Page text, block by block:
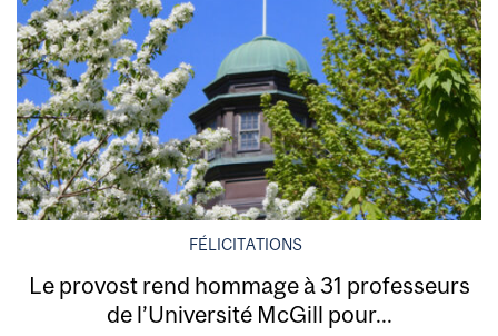
FÉLICITATIONS
Le provost rend hommage à 31 professeurs
de l’Université McGill pour...